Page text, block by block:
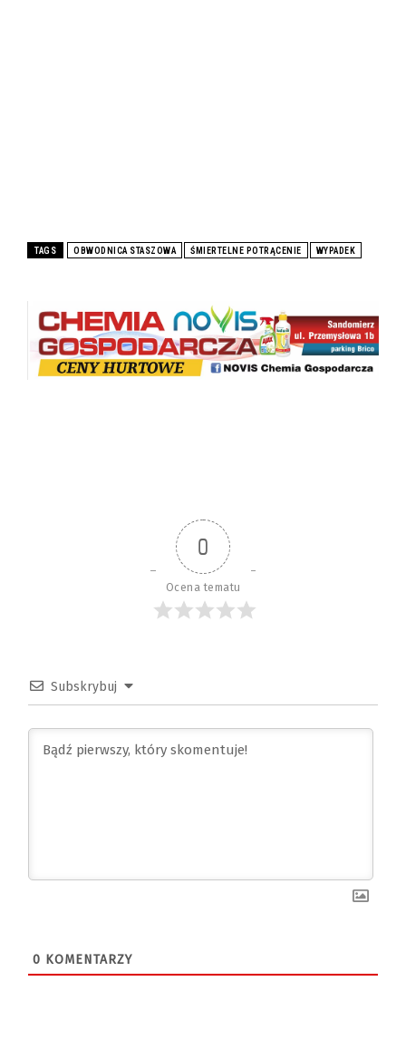
TAGS OBWODNICA STASZOWA ŚMIERTELNE POTRĄCENIE WYPADEK
0
Ocena tematu
Subskrybuj
0 KOMENTARZY